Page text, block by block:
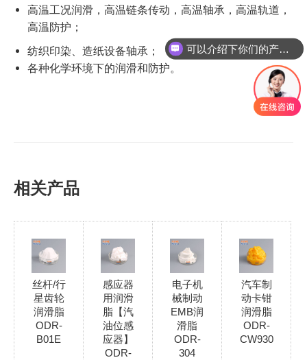
高温工况润滑，高温链条传动，高温轴承，高温轨道，
高温防护；
纺织印染、造纸设备轴承；
各种化学环境下的润滑和防护。
相关产品
丝杆/行
星齿轮
润滑脂
ODR-
B01E
感应器
用润滑
脂【汽
油位感
应器】
ODR-
电子机
械制动
EMB润
滑脂
ODR-
304
汽车制
动卡钳
润滑脂
ODR-
CW930
可以介绍下你们的产品么